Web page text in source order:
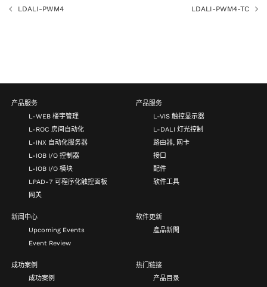
LDALI-PWM4 LDALI-PWM4-TC
产品服务
L-WEB 楼宇管理
L-ROC 房间自动化
L-INX 自动化服务器
L-IOB I/O 控制器
L-IOB I/O 模块
LPAD-7 可程序化触控面板
网关
产品服务
L-VIS 触控显示器
L-DALI 灯光控制
路由器, 网卡
接口
配件
软件工具
新闻中心
Upcoming Events
Event Review
软件更新
產品新聞
成功案例
成功案例
热门链接
产品目录